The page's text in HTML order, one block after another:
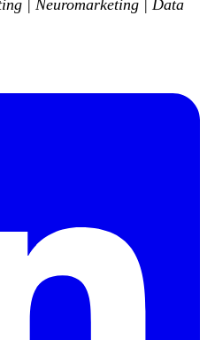
| Neuromarketing | Data